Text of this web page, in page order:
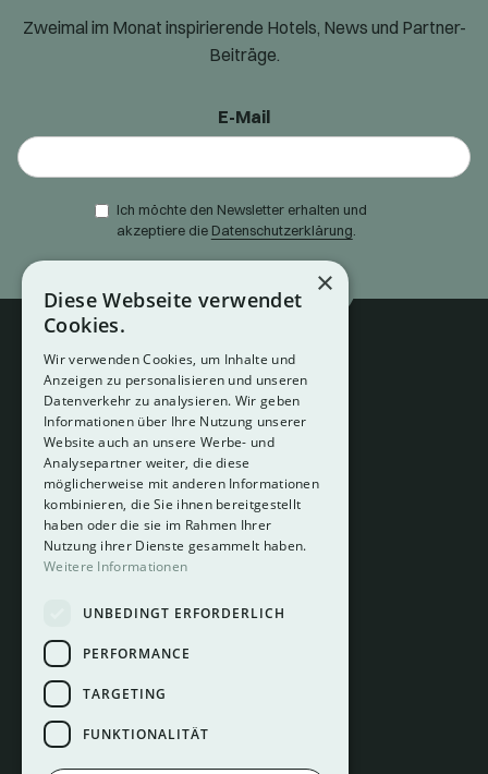
Zweimal im Monat inspirierende Hotels, News und Partner-
Beiträge.
E-Mail
Ich möchte den Newsletter erhalten und
akzeptiere die Datenschutzerklärung
About
Hotelberatung
Mediadaten
Instagram
LinkedIn
×
Diese Webseite verwendet
Cookies.
Wir verwenden Cookies, um Inhalte und
Anzeigen zu personalisieren und unseren
Datenverkehr zu analysieren. Wir geben
Informationen über Ihre Nutzung unserer
Website auch an unsere Werbe- und
Analysepartner weiter, die diese
möglicherweise mit anderen Informationen
kombinieren, die Sie ihnen bereitgestellt
haben oder die sie im Rahmen Ihrer
Nutzung ihrer Dienste gesammelt haben.
Weitere Informationen
UNBEDINGT ERFORDERLICH
PERFORMANCE
TARGETING
FUNKTIONALITÄT